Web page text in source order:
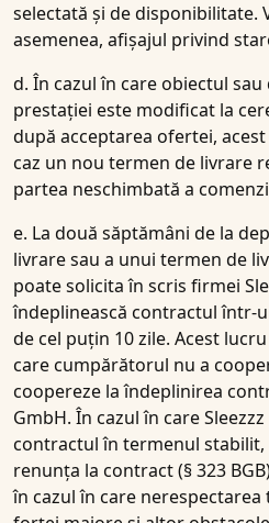
selectată și de disponibilitate.
asemenea, afișajul privind
d. În cazul în care obiectul
prestației este modificat la
după acceptarea ofertei,
caz un nou termen de livrare
partea neschimbată a
e. La două săptămâni de la
livrare sau a unui termen de
poate solicita în scris firmei
îndeplinească contractul într-
de cel puțin 10 zile. Acest
care cumpărătorul nu a
coopereze la îndeplinirea
GmbH. În cazul în care
contractul în termenul
renunța la contract (§ 323
în cazul în care